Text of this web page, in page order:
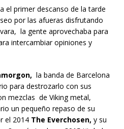
el primer descanso de la tarde
por las afueras disfrutando
la gente aprovechaba para
intercambiar opiniones y
la banda de Barcelona
para destrozarlo con sus
mezclas de Viking metal,
un pequeño repaso de su
el 2014 The Everchosen, y su